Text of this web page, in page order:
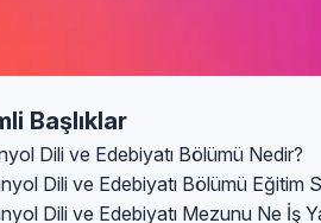
Başlıklar
Dili ve Edebiyatı Bölümü Nedir?
Dili ve Edebiyatı Bölümü Eğitim
Dili ve Edebiyatı Mezunu Ne İş